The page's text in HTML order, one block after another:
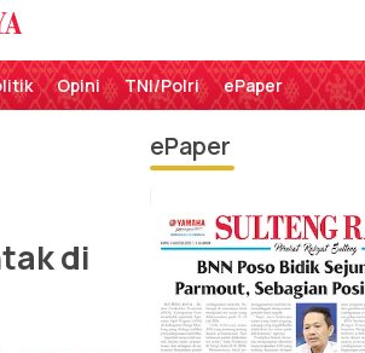
Opini TNI/Polri ePaper
di
ePaper